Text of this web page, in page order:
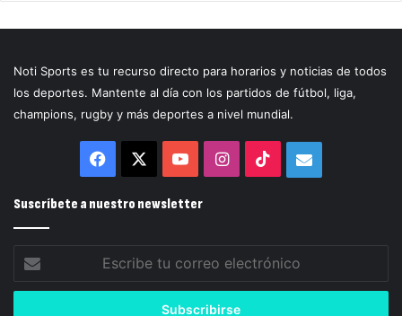
Noti Sports es tu recurso directo para horarios y noticias de todos
los deportes. Mantente al día con los partidos de fútbol, liga,
champions, rugby y más deportes a nivel mundial.
Facebook YouTubeInstagram
TikTok
Suscríbete a nuestro newsletter
Escribe
tu
correo